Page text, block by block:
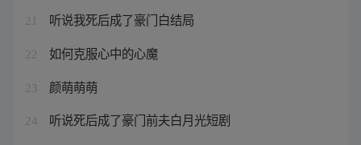
21 听说我死后成了豪门白结局
22 如何克服心中的心魔
23 颜萌萌萌
24
听说死后成了豪门前夫白月光短剧